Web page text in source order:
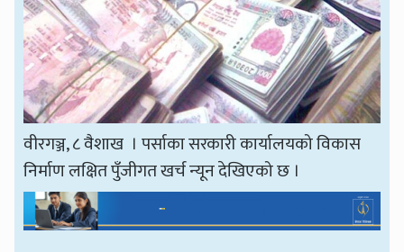
वीरगञ्ज, ८ वैशाख । पर्साका सरकारी कार्यालयको विकास
निर्माण लक्षित पुँजीगत खर्च न्यून देखिएको छ ।